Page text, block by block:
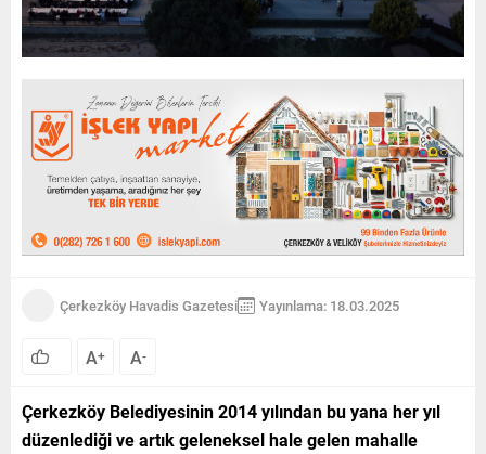
Çerkezköy Havadis Gazetesi Yayınlama: 18.03.2025
A+ A-
Çerkezköy Belediyesinin 2014 yılından bu yana her yıl
düzenlediği ve artık geleneksel hale gelen mahalle